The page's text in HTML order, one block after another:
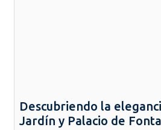
Descubriendo la
Jardín y Palacio de